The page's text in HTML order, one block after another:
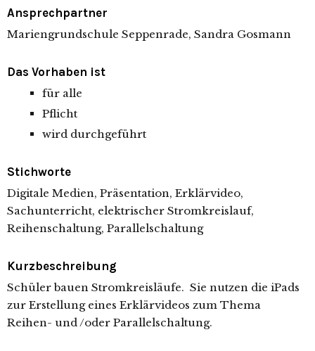
Ansprechpartner
Mariengrundschule Seppenrade, Sandra Gosmann
Das Vorhaben ist
für alle
Pflicht
wird durchgeführt
Stichworte
Digitale Medien, Präsentation, Erklärvideo,
Sachunterricht, elektrischer Stromkreislauf,
Reihenschaltung, Parallelschaltung
Kurzbeschreibung
Schüler bauen Stromkreisläufe. Sie nutzen die iPads
zur Erstellung eines Erklärvideos zum Thema
Reihen- und /oder Parallelschaltung.